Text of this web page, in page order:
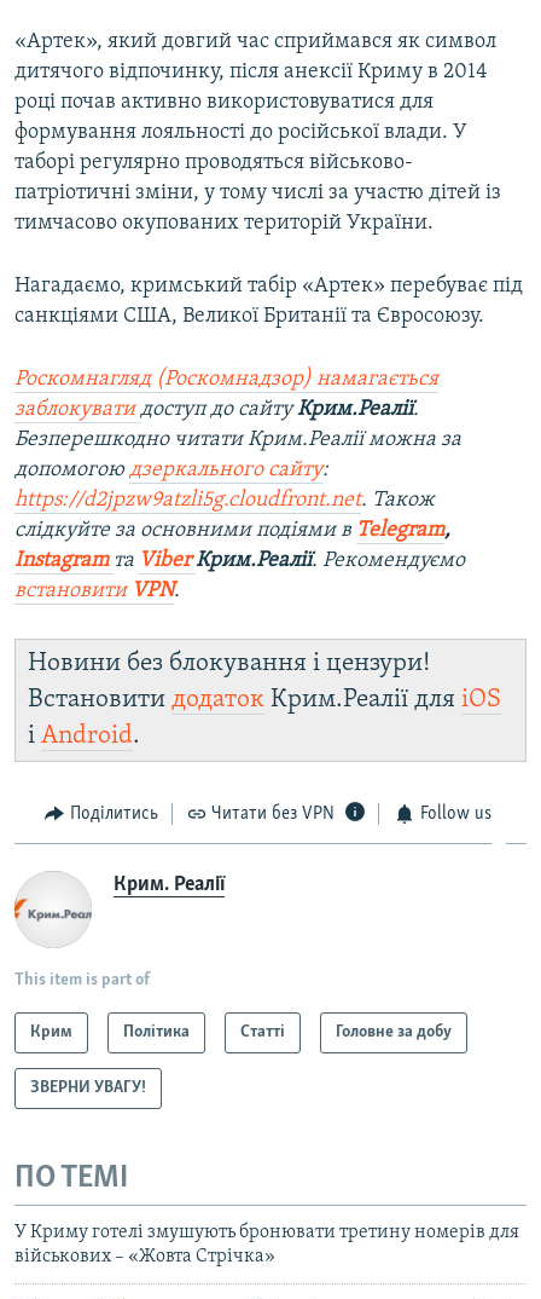
«Артек», який довгий час сприймався як символ
дитячого відпочинку, після анексії Криму в 2014
році почав активно використовуватися для
формування лояльності до російської влади. У
таборі регулярно проводяться військово-
патріотичні зміни, у тому числі за участю дітей із
тимчасово окупованих територій України.
Нагадаємо, кримський табір «Артек» перебуває під
санкціями США, Великої Британії та Євросоюзу.
Роскомнагляд (Роскомнадзор) намагається
заблокувати доступ до сайтуКрим.Реалії.
Безперешкодно читати Крим.Реалії можна за
допомогою дзеркального сайту:
https://d2jpzw9atzli5g.cloudfront.net. Також
слідкуйте за основними подіями в Telegram,
Instagram та Viber Крим.Реалії. Рекомендуємо
встановити VPN.
Новини без блокування і цензури!
Встановити додаток Крим.Реалії для iOS
і Android.
Поділитись Читати без VPN Follow us
Крим. Реалії
This item is part of
Крим Політика Статті Головне за добу
ЗВЕРНИ УВАГУ!
ПО ТЕМІ
У Криму готелі змушують бронювати третину номерів для
військових – «Жовта Стрічка»